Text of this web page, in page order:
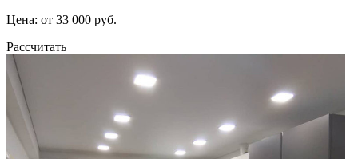
Цена: от 33 000 руб.
Рассчитать